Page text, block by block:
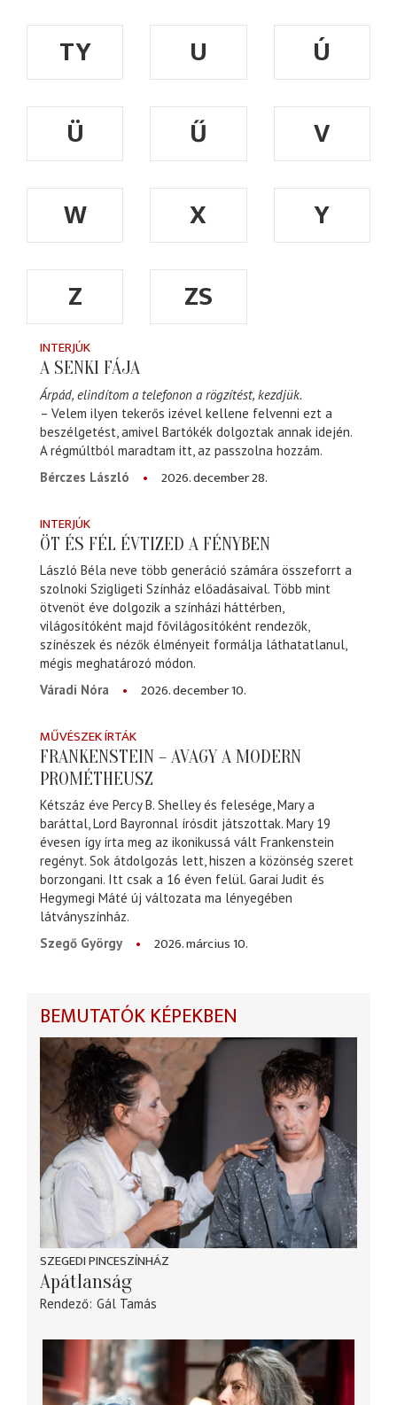
TY U
Ú
Ü
Ű
V
W
X
Y
Z
ZS
INTERJÚK
A SENKI FÁJA
Árpád, elindítom a telefonon a rögzítést, kezdjük.
– Velem ilyen tekerős izével kellene felvenni ezt a
beszélgetést, amivel Bartókék dolgoztak annak idején.
A régmúltból maradtam itt, az passzolna hozzám.
Bérczes László
2026. december 28.
INTERJÚK
ÖT ÉS FÉL ÉVTIZED A FÉNYBEN
László Béla neve több generáció számára összeforrt a
szolnoki Szigligeti Színház előadásaival. Több mint
ötvenöt éve dolgozik a színházi háttérben,
világosítóként majd fővilágosítóként rendezők,
színészek és nézők élményeit formálja láthatatlanul,
mégis meghatározó módon.
Váradi Nóra
2026. december 10.
MŰVÉSZEK ÍRTÁK
FRANKENSTEIN – AVAGY A MODERN
PROMÉTHEUSZ
Kétszáz éve Percy B. Shelley és felesége, Mary a
baráttal, Lord Bayronnal írósdit játszottak. Mary 19
évesen így írta meg az ikonikussá vált Frankenstein
regényt. Sok átdolgozás lett, hiszen a közönség szeret
borzongani. Itt csak a 16 éven felül. Garai Judit és
Hegymegi Máté új változata ma lényegében
látványszínház.
Szegő György
2026. március 10.
BEMUTATÓK KÉPEKBEN
SZEGEDI PINCESZÍNHÁZ
Apátlanság
Rendező Gál Tamás